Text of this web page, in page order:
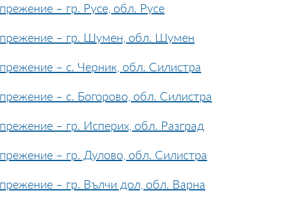
– гр. Русе, обл. Русе
– гр. Шумен, обл. Шумен
– с. Черник, обл. Силистра
– с. Богорово, обл. Силистра
– гр. Исперих, обл. Разград
– гр. Дулово, обл. Силистра
– гр. Вълчи дол, обл. Варна